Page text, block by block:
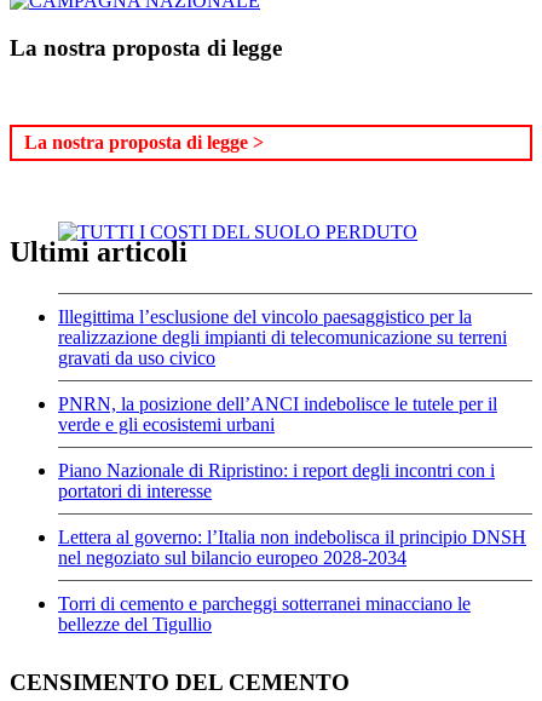
La nostra proposta di legge
La nostra proposta di legge >
Ultimi articoli
Illegittima l’esclusione del vincolo paesaggistico per la
realizzazione degli impianti di telecomunicazione su terreni
gravati da uso civico
PNRN, la posizione dell’ANCI indebolisce le tutele per il
verde e gli ecosistemi urbani
Piano Nazionale di Ripristino: i report degli incontri con i
portatori di interesse
Lettera al governo: l’Italia non indebolisca il principio DNSH
nel negoziato sul bilancio europeo 2028-2034
Torri di cemento e parcheggi sotterranei minacciano le
bellezze del Tigullio
CENSIMENTO DEL CEMENTO